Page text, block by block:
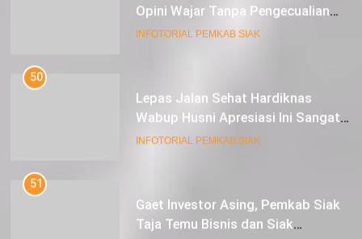
Opini Wajar Tanpa Pengecualian
ke-13 Dari BPK RI.
INFOTORIAL PEMKAB SIAK
50
Lepas Jalan Sehat Hardiknas
Wabup Husni Apresiasi Ini Sangat
Luar Biasa
INFOTORIAL PEMKAB SIAK
51
Gaet Investor Asing, Pemkab Siak
Taja Temu Bisnis dan Siak